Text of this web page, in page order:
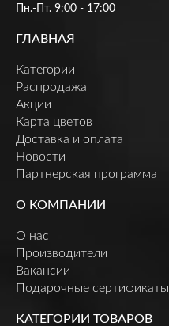
Пн.-Пт. 9:00 - 17:00
ГЛАВНАЯ
Категории
Распродажа
Акции
Карта цветов
Доставка и оплата
Новости
Партнерская программа
О КОМПАНИИ
О нас
Производители
Вакансии
Подарочные сертификаты
КАТЕГОРИИ ТОВАРОВ